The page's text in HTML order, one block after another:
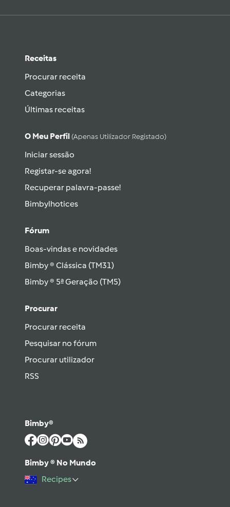
Receitas
Procurar receita
Categorias
Últimas receitas
O Meu Perfil (apenas Utilizador Registado)
Iniciar sessão
Registar-se agora!
Recuperar palavra-passe!
Bimbylhotices
Fórum
Boas-vindas e novidades
Bimby ® Clássica (TM31)
Bimby ® 5ª Geração (TM5)
Procurar
Procurar receita
Pesquisar no fórum
Procurar utilizador
RSS
Bimby®
Bimby ® No Mundo
Recipes